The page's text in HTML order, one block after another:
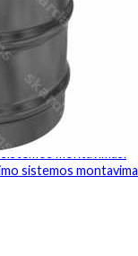
montavimas.
sistemos